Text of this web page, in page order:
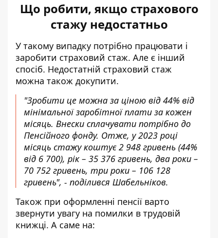
Що робити, якщо страхового
стажу недостатньо
У такому випадку потрібно працювати і
заробити страховий стаж. Але є інший
спосіб. Недостатній страховий стаж
можна також докупити.
"Зробити це можна за ціною від 44% від
мінімальної заробітної плати за кожен
місяць. Внески сплачувати потрібно до
Пенсійного фонду. Отже, у 2023 році
місяць стажу коштує 2 948 гривень (44%
від 6 700), рік – 35 376 гривень, два роки –
70 752 гривень, три роки – 106 128
гривень", - поділився Шабельніков.
Також при оформленні пенсії варто
звернути увагу на помилки в трудовій
книжці. А саме на: